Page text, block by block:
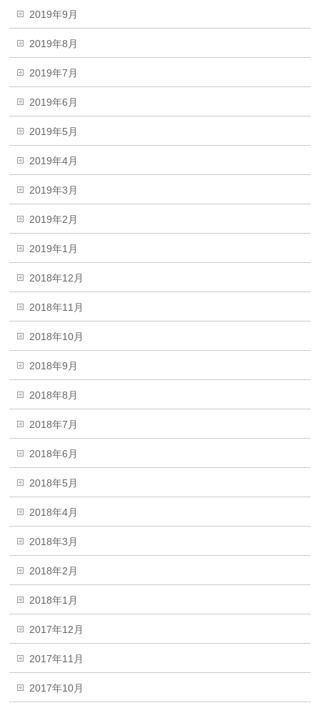
2019年9月
2019年8月
2019年7月
2019年6月
2019年5月
2019年4月
2019年3月
2019年2月
2019年1月
2018年12月
2018年11月
2018年10月
2018年9月
2018年8月
2018年7月
2018年6月
2018年5月
2018年4月
2018年3月
2018年2月
2018年1月
2017年12月
2017年11月
2017年10月